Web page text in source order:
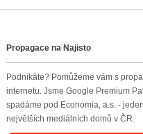
Najisto
Propagace na Najisto
Podnikáte? Pomůžeme vám s
internetu. Jsme Google Premium
spadáme pod Economia, a.s. -
největších mediálních domů v ČR.